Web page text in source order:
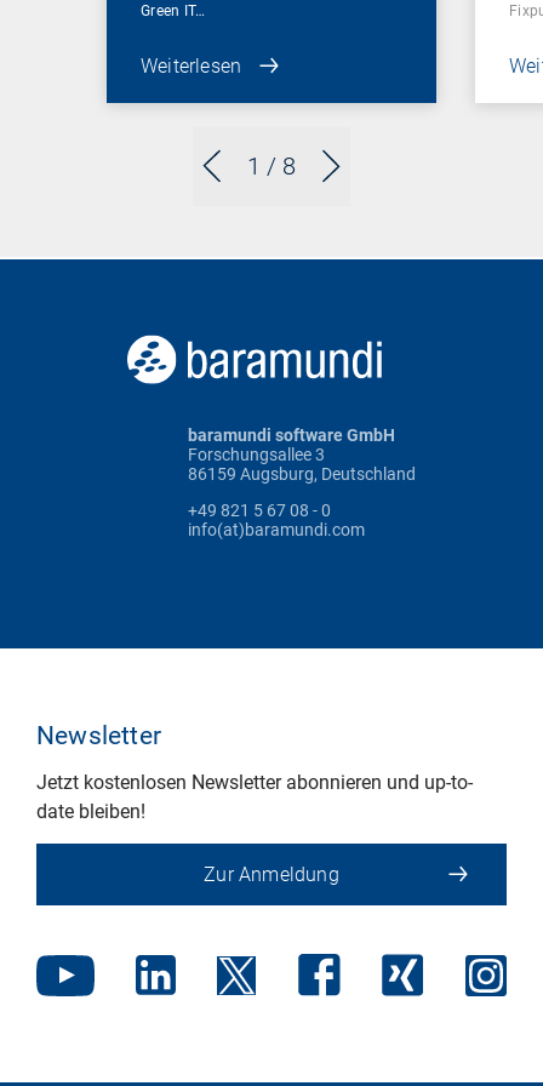
1 / 8
Green IT…
Weiterlesen
baramundi software GmbH
Forschungsallee 3
86159 Augsburg, Deutschland
+49 821 5 67 08 - 0
info(at)baramundi.com
Newsletter
Jetzt kostenlosen Newsletter abonnieren und up-to-
date bleiben!
Zur Anmeldung